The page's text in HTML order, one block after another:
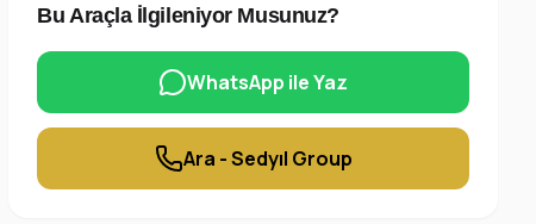
Bu Araçla İlgileniyor Musunuz?
WhatsApp ile Yaz
Ara - Sedyıl Group